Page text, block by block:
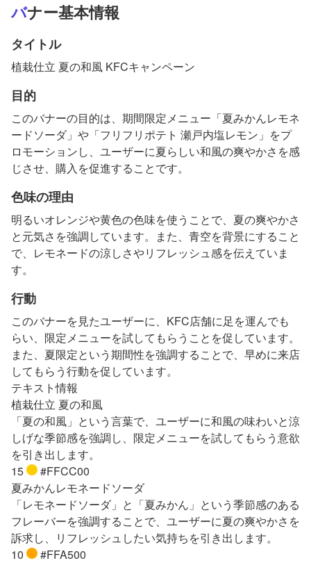
バナー基本情報
タイトル
植栽仕立 夏の和風 KFCキャンペーン
目的
このバナーの目的は、期間限定メニュー「夏みかんレモネ
ードソーダ」や「フリフリポテト 瀬戸内塩レモン」をプ
ロモーションし、ユーザーに夏らしい和風の爽やかさを感
じさせ、購入を促進することです。
色味の理由
明るいオレンジや黄色の色味を使うことで、夏の爽やかさ
と元気さを強調しています。また、青空を背景にすること
で、レモネードの涼しさやリフレッシュ感を伝えていま
す。
行動
このバナーを見たユーザーに、KFC店舗に足を運んでも
らい、限定メニューを試してもらうことを促しています。
また、夏限定という期間性を強調することで、早めに来店
してもらう行動を促しています。
テキスト情報
植栽仕立 夏の和風
「夏の和風」という言葉で、ユーザーに和風の味わいと涼
しげな季節感を強調し、限定メニューを試してもらう意欲
を引き出します。
15
#FFCC00
夏みかんレモネードソーダ
「レモネードソーダ」と「夏みかん」という季節感のある
フレーバーを強調することで、ユーザーに夏の爽やかさを
訴求し、リフレッシュしたい気持ちを引き出します。
10
#FFA500